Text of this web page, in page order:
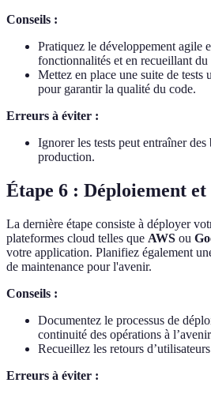
Conseils :
Pratiquez le développement agile
fonctionnalités et en recueillant du
Mettez en place une suite de tests
pour garantir la qualité du code.
Erreurs à éviter :
Ignorer les tests peut entraîner des
production.
Étape 6 : Déploiement
La dernière étape consiste à déployer
plateformes cloud telles que AWS ou
votre application. Planifiez également
de maintenance pour l'avenir.
Conseils :
Documentez le processus de
continuité des opérations à
Recueillez les retours
Erreurs à éviter :